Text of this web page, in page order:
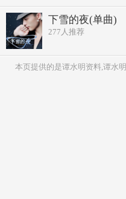
下雪的夜(单曲)
277 人推荐
本页提供的是谭水明资料,谭水